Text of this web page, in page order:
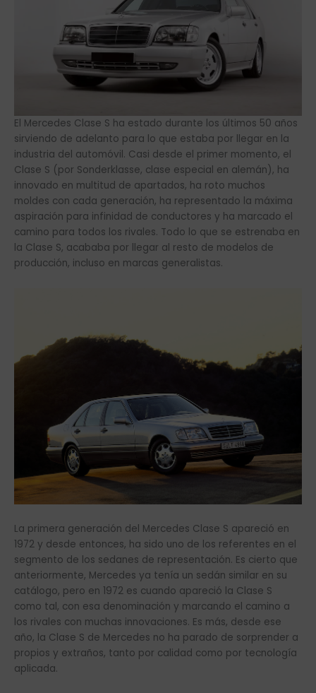
El Mercedes Clase S ha estado durante los últimos 50 años
sirviendo de adelanto para lo que estaba por llegar en la
industria del automóvil. Casi desde el primer momento, el
Clase S (por Sonderklasse, clase especial en alemán), ha
innovado en multitud de apartados, ha roto muchos
moldes con cada generación, ha representado la máxima
aspiración para infinidad de conductores y ha marcado el
camino para todos los rivales. Todo lo que se estrenaba en
la Clase S, acababa por llegar al resto de modelos de
producción, incluso en marcas generalistas.
La primera generación del Mercedes Clase S apareció en
1972 y desde entonces, ha sido uno de los referentes en el
segmento de los sedanes de representación. Es cierto que
anteriormente, Mercedes ya tenía un sedán similar en su
catálogo, pero en 1972 es cuando apareció la Clase S
como tal, con esa denominación y marcando el camino a
los rivales con muchas innovaciones. Es más, desde ese
año, la Clase S de Mercedes no ha parado de sorprender a
propios y extraños, tanto por calidad como por tecnología
aplicada.